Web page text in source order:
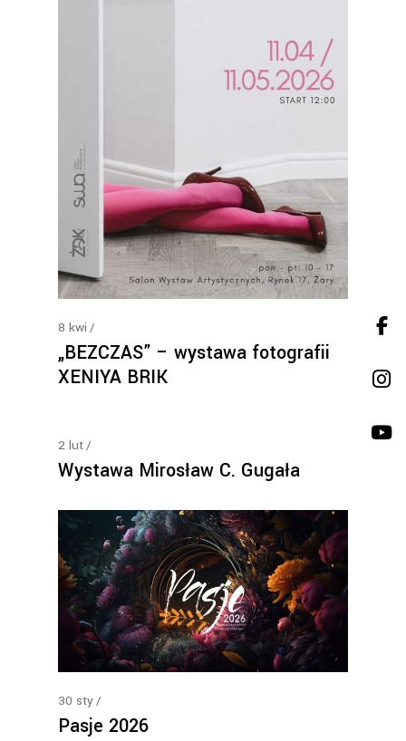
8 kwi
„BEZCZAS” – wystawa fotografii
XENIYA BRIK
2 lut
Wystawa Mirosław C. Gugała
30 sty
Pasje 2026